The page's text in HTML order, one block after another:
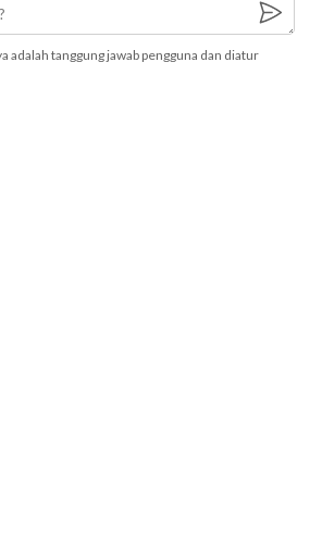
adalah tanggung jawab pengguna dan diatur